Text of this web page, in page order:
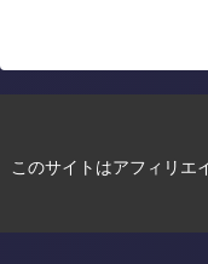
このサイトはアフィリエ